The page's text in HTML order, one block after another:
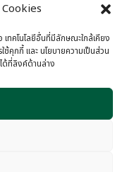
Cookies
เทคโนโลยีอื่นที่มีลักษณะใกล้เคียง
ช้คุกกี้ และ นโยบายความเป็นส่วน
ด้ที่ลิงค์ด้านล่าง